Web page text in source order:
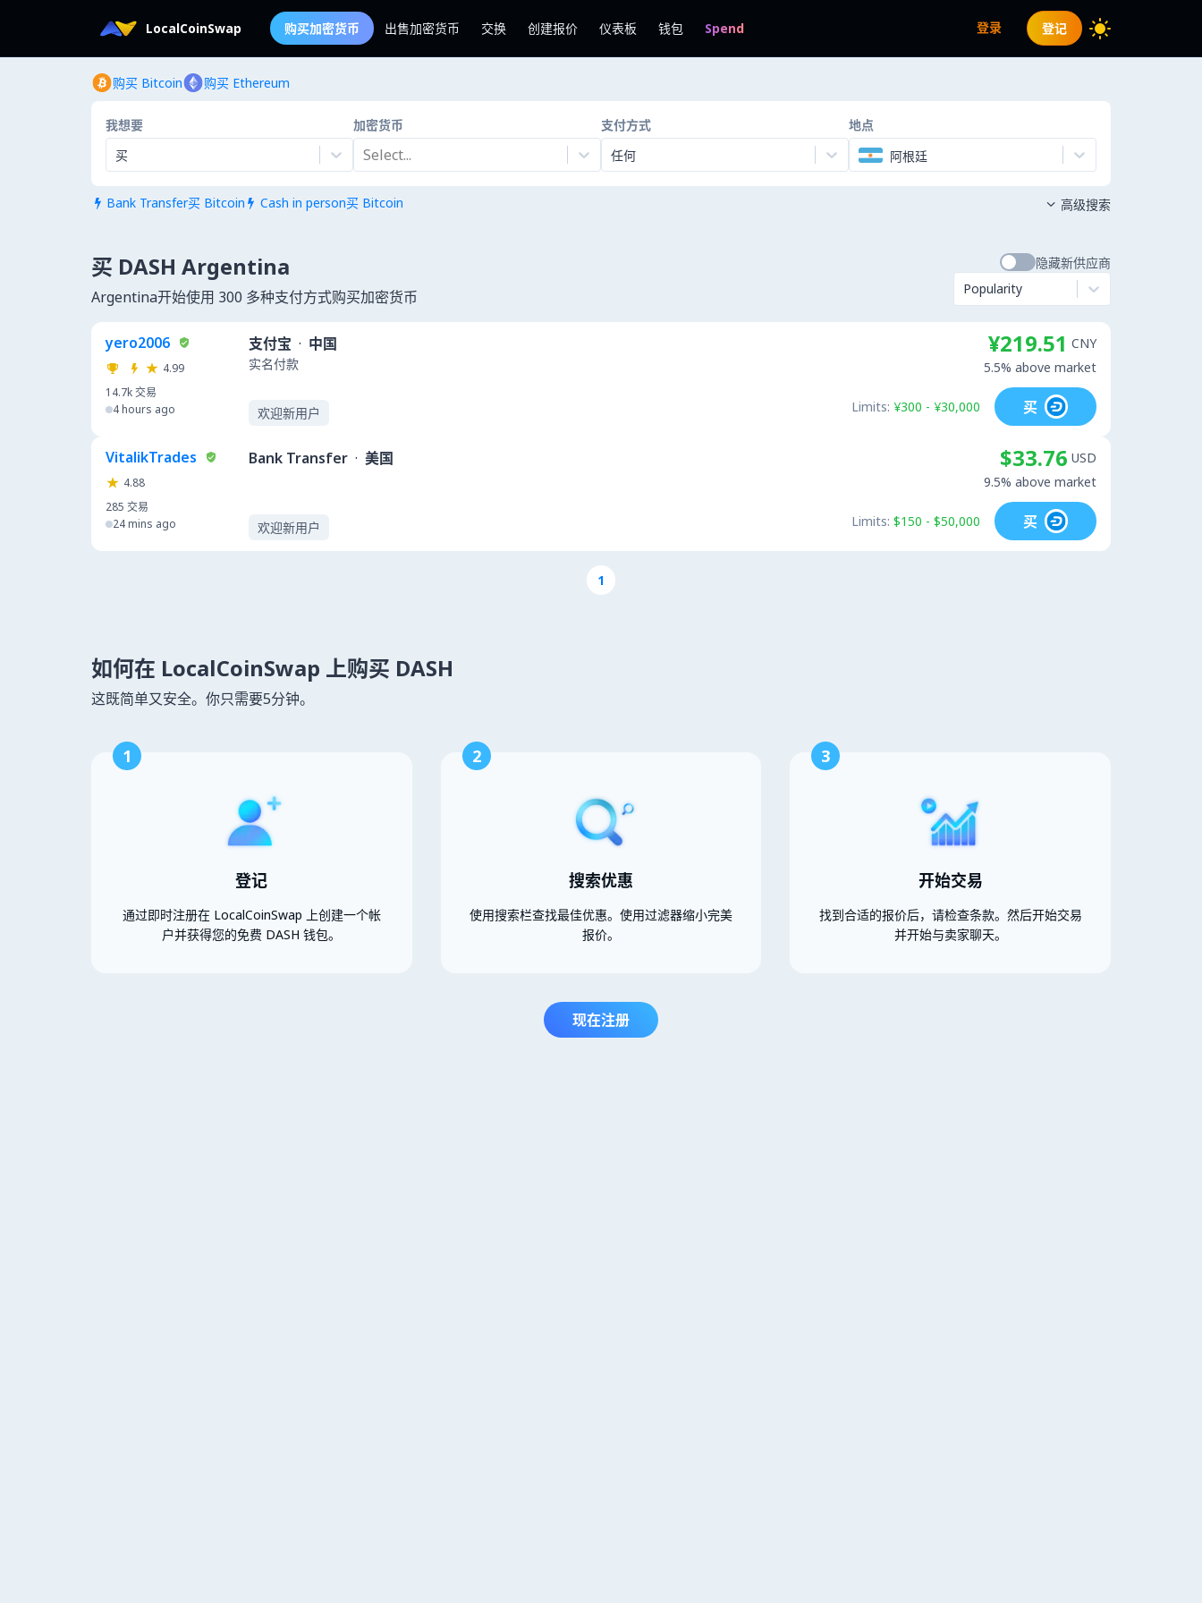
LocalCoinSwap 购买加密货币 出售加密货币 交换 创建报价 仪表板 钱包 Spend 登录 登记
购买 Bitcoin 购买 Ethereum
我想要
买
加密货币
Select...
支付方式
任何
地点
阿根廷
 Bank Transfer买 Bitcoin  Cash in person买 Bitcoin  高级搜索
买 DASH Argentina
Argentina开始使用 300 多种支付方式购买加密货币
隐藏新供应商
Popularity
yero2006
4.99
14.7k交易
4 hours ago
支付宝 · 中国
实名付款
欢迎新用户
¥219.51 CNY
5.5% above market
Limits: ¥300 - ¥30,000 买
VitalikTrades
4.88
285 交易
24 mins ago
Bank Transfer · 美国
欢迎新用户
$33.76 USD
9.5% above market
Limits: $150 - $50,000 买
1
如何在 LocalCoinSwap 上购买 DASH
这既简单又安全。你只需要5分钟。
1
登记
通过即时注册在 LocalCoinSwap 上创建一个帐
户并获得您的免费 DASH 钱包。
2
搜索优惠
使用搜索栏查找最佳优惠。使用过滤器缩小完美
报价。
3
开始交易
找到合适的报价后，请检查条款。然后开始交易
并开始与卖家聊天。
现在注册